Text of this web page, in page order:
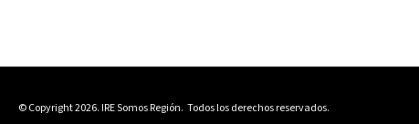
© Copyright 2026. IRE Somos Región. Todos los derechos reservados.